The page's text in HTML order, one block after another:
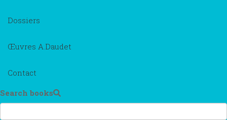
Dossiers
Œuvres A.Daudet
Contact
Search books